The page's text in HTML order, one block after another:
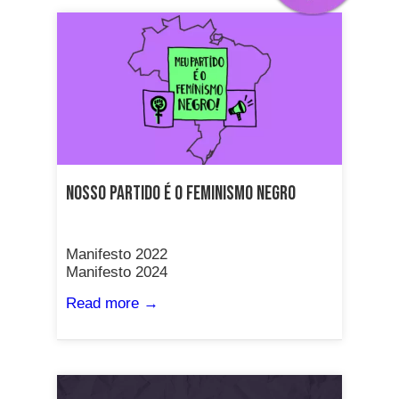
Nosso partido é o Feminismo Negro
Manifesto 2022
Manifesto 2024
Read more →